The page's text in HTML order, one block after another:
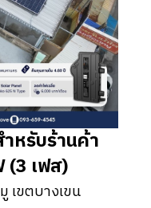
หรับร้านค้า
(3 เฟส)
เขตบางเขน